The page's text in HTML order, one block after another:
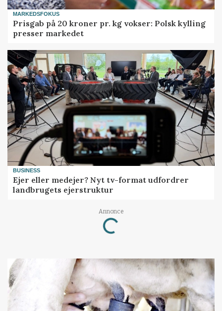
MARKEDSFOKUS
Prisgab på 20 kroner pr. kg vokser: Polsk kylling
presser markedet
BUSINESS
Ejer eller medejer? Nyt tv-format udfordrer
landbrugets ejerstruktur
Annonce
Loading...